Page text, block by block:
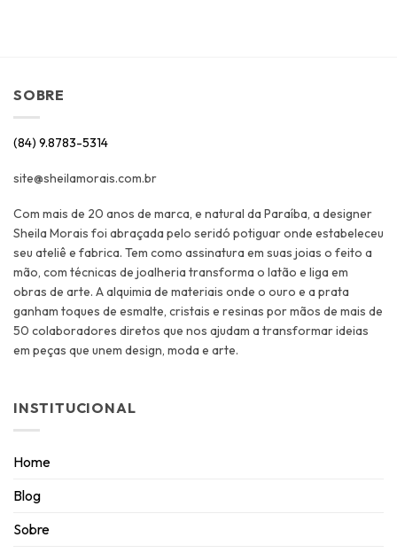
SOBRE
(84) 9.8783-5314
site@sheilamorais.com.br
Com mais de 20 anos de marca, e natural da Paraíba, a designer
Sheila Morais foi abraçada pelo seridó potiguar onde estabeleceu
seu ateliê e fabrica. Tem como assinatura em suas joias o feito a
mão, com técnicas de joalheria transforma o latão e liga em
obras de arte. A alquimia de materiais onde o ouro e a prata
ganham toques de esmalte, cristais e resinas por mãos de mais de
50 colaboradores diretos que nos ajudam a transformar ideias
em peças que unem design, moda e arte.
INSTITUCIONAL
Home
Blog
Sobre